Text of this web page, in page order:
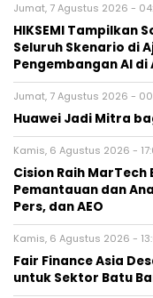
Jumat, 7 Agustus 2026 -
HIKSEMI Tampilkan
Seluruh Skenario di
Pengembangan AI
Jumat, 7 Agustus 2026 -
Huawei Jadi Mitra
Kamis, 6 Agustus 2026 -
Cision Raih
Pemantauan dan
Pers, dan AEO
Kamis, 6 Agustus 2026 -
Fair Finance Asia
untuk Sektor Batu